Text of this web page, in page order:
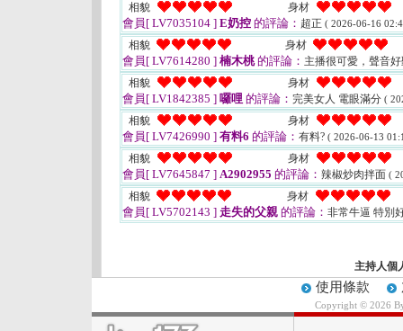
相貌 身材
會員[ LV7035104 ] E奶控 的評論： 超正 ( 2026-06-16
相貌 身材
會員[ LV7614280 ] 楠木桃的評論： 主播很可愛，聲音
相貌
身材
會員[ LV1842385 ] 囉哩 的評論： 完美女人 電眼滿分 (
相貌 身材
會員[ LV7426990 ] 有料6 的評論： 有料? ( 2026-06-13
相貌 身材
會員[ LV7645847 ] A2902955 的評論： 辣椒炒肉拌面 (
相貌 身材
會員[ LV5702143 ] 走失的父親 的評論： 非常牛逼 特別
主持人個
使用條款
Copyright © 2026